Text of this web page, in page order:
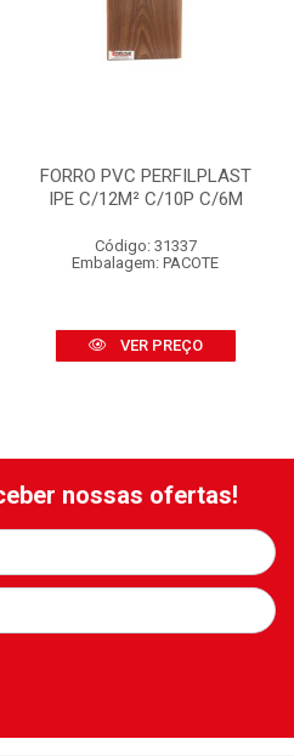
FORRO PVC PERFILPLAST
IPE C/12M² C/10P C/6M
Código: 31337
Embalagem: PACOTE
VER PREÇO
nossas ofertas!